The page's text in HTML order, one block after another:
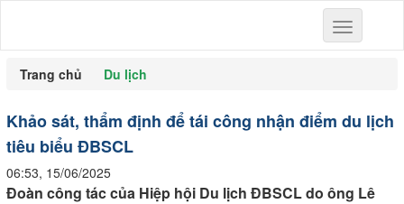
Toggle
navigation
Trang chủ
Du lịch
Khảo sát, thẩm định để tái công nhận điểm du lịch
tiêu biểu ĐBSCL
06:53, 15/06/2025
Đoàn công tác của Hiệp hội Du lịch ĐBSCL do ông Lê